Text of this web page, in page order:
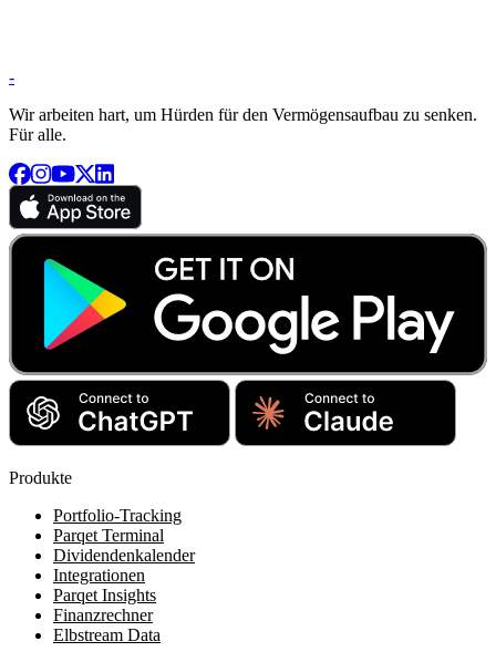
-
Wir arbeiten hart, um Hürden für den Vermögensaufbau zu senken.
Für alle.
Produkte
Portfolio-Tracking
Parqet Terminal
Dividendenkalender
Integrationen
Parqet Insights
Finanzrechner
Elbstream Data